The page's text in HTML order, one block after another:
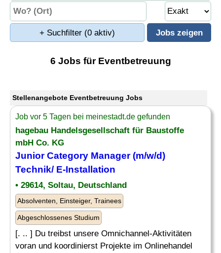
+ Suchfilter (0 aktiv)
6 Jobs für Eventbetreuung
Stellenangebote Eventbetreuung Jobs
Job vor 5 Tagen bei meinestadt.de gefunden
hagebau Handelsgesellschaft für Baustoffe
mbH Co. KG
Junior Category Manager (m/w/d)
Technik/ E-Installation
• 29614, Soltau, Deutschland
Absolventen, Einsteiger, Trainees
Abgeschlossenes Studium
[. .. ] Du treibst unsere Omnichannel-Aktivitäten
voran und koordinierst Projekte im Onlinehandel